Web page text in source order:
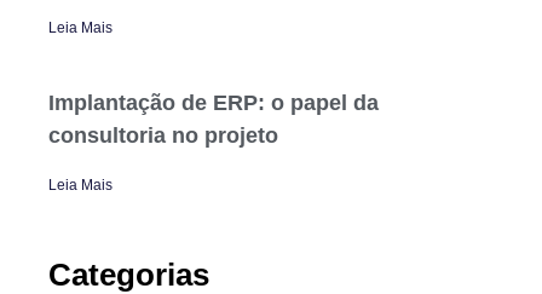
Leia Mais
Implantação de ERP: o papel da
consultoria no projeto
Leia Mais
Categorias